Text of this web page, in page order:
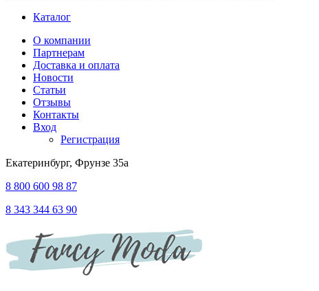
Каталог
О компании
Партнерам
Доставка и оплата
Новости
Статьи
Отзывы
Контакты
Вход
Регистрация
Екатеринбург, Фрунзе 35а
8 800 600 98 87
8 343 344 63 90